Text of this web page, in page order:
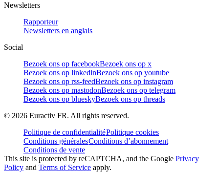
Newsletters
Rapporteur
Newsletters en anglais
Social
Bezoek ons op facebookBezoek ons op x
Bezoek ons op linkedinBezoek ons op youtube
Bezoek ons op rss-feedBezoek ons op instagram
Bezoek ons op mastodonBezoek ons op telegram
Bezoek ons op blueskyBezoek ons op threads
© 2026 Euractiv FR. All rights reserved.
Politique de confidentialitéPolitique cookies
Conditions généralesConditions d’abonnement
Conditions de vente
This site is protected by reCAPTCHA, and the Google Privacy
Policy and Terms of Service apply.